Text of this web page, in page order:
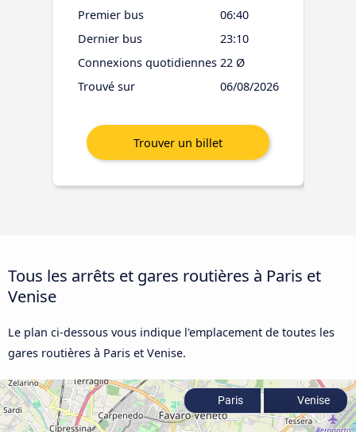
Premier bus
06:40
Dernier bus
23:10
Connexions quotidiennes 22 Ø
Trouvé sur
06/08/2026
Tous les arrêts et gares routières à Paris et
Venise
Le plan ci-dessous vous indique l'emplacement de toutes les
gares routières à Paris et Venise.
Paris Venise